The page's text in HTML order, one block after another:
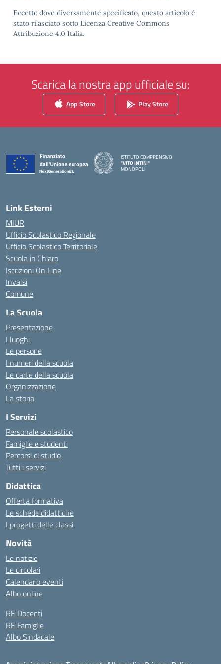
Eccetto dove diversamente specificato, questo articolo è
stato rilasciato sotto Licenza Creative Commons
Attribuzione 4.0 Italia.
Scarica la nostra app ufficiale su:
App Store Play Store
ISTITUTO COMPRENSIVO
"VITO INTINI"
MONOPOLI
Link Esterni
MIUR
Ufficio Scolastico Regionale
Ufficio Scolastico Territoriale
Scuola in Chiaro
Iscrizioni On Line
Invalsi
Comune
La Scuola
Presentazione
I luoghi
Le persone
I numeri della scuola
Le carte della scuola
Organizzazione
La storia
I Servizi
Personale scolastico
Famiglie e studenti
Percorsi di studio
Tutti i servizi
Didattica
Offerta formativa
Le schede didattiche
I progetti delle classi
Novità
Le notizie
Le circolari
Calendario eventi
Albo online
RE Docenti
RE Famiglie
Albo Sindacale